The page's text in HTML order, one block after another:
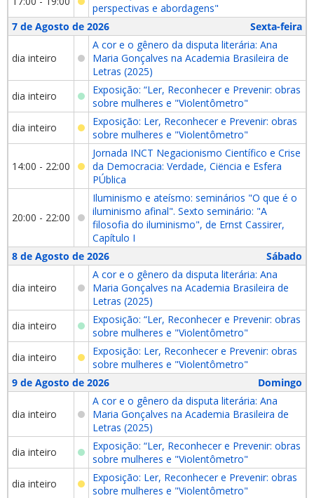
perspectivas e abordagens"
7 de Agosto de 2026
Sexta-feira
dia inteiro
A cor e o gênero da disputa literária: Ana
Maria Gonçalves na Academia Brasileira de
Letras (2025)
dia inteiro
Exposição: “Ler, Reconhecer e Prevenir: obras
sobre mulheres e "Violentômetro"
dia inteiro
Exposição: Ler, Reconhecer e Prevenir: obras
sobre mulheres e "Violentômetro"
14:00 - 22:00
Jornada INCT Negacionismo Científico e Crise
da Democracia: Verdade, Ciëncia e Esfera
PÚblica
20:00 - 22:00
Iluminismo e ateísmo: seminários "O que é o
iluminismo afinal". Sexto seminário: "A
filosofia do iluminismo", de Ernst Cassirer,
Capítulo I
8 de Agosto de 2026
Sábado
dia inteiro
A cor e o gênero da disputa literária: Ana
Maria Gonçalves na Academia Brasileira de
Letras (2025)
dia inteiro
Exposição: “Ler, Reconhecer e Prevenir: obras
sobre mulheres e "Violentômetro"
dia inteiro
Exposição: Ler, Reconhecer e Prevenir: obras
sobre mulheres e "Violentômetro"
9 de Agosto de 2026
Domingo
dia inteiro
A cor e o gênero da disputa literária: Ana
Maria Gonçalves na Academia Brasileira de
Letras (2025)
dia inteiro
Exposição: “Ler, Reconhecer e Prevenir: obras
sobre mulheres e "Violentômetro"
dia inteiro
Exposição: Ler, Reconhecer e Prevenir: obras
sobre mulheres e "Violentômetro"